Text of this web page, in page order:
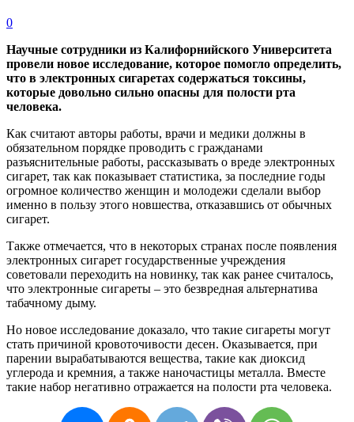
0
Научные сотрудники из Калифорнийского Университета
провели новое исследование, которое помогло определить,
что в электронных сигаретах содержаться токсины,
которые довольно сильно опасны для полости рта
человека.
Как считают авторы работы, врачи и медики должны в
обязательном порядке проводить с гражданами
разъяснительные работы, рассказывать о вреде электронных
сигарет, так как показывает статистика, за последние годы
огромное количество женщин и молодежи сделали выбор
именно в пользу этого новшества, отказавшись от обычных
сигарет.
Также отмечается, что в некоторых странах после появления
электронных сигарет государственные учреждения
советовали переходить на новинку, так как ранее считалось,
что электронные сигареты – это безвредная альтернатива
табачному дыму.
Но новое исследование доказало, что такие сигареты могут
стать причиной кровоточивости десен. Оказывается, при
парении вырабатываются вещества, такие как диоксид
углерода и кремния, а также наночастицы металла. Вместе
такие набор негативно отражается на полости рта человека.